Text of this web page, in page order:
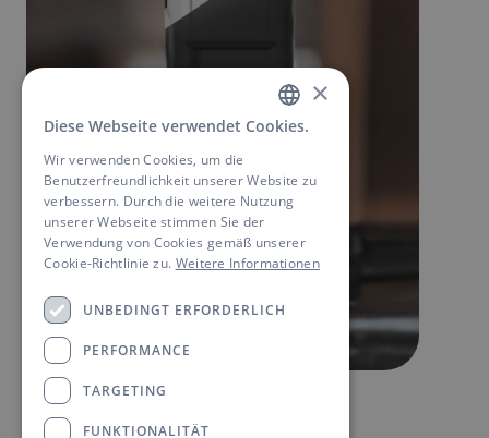
GERMAN
ENGLISH
×
Diese Webseite verwendet Cookies.
Wir verwenden Cookies, um die
Benutzerfreundlichkeit unserer Website zu
verbessern. Durch die weitere Nutzung
unserer Webseite stimmen Sie der
Verwendung von Cookies gemäß unserer
Cookie-Richtlinie zu. Weitere Informationen
UNBEDINGT ERFORDERLICH
PERFORMANCE
TARGETING
FUNKTIONALITÄT